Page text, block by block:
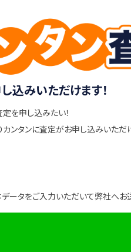
込みいただけます！
を申し込みたい！
ンタンに査定がお申し込みいただ
ータをご入力いただいて弊社へお